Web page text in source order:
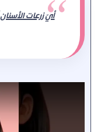
أيّ زرعات